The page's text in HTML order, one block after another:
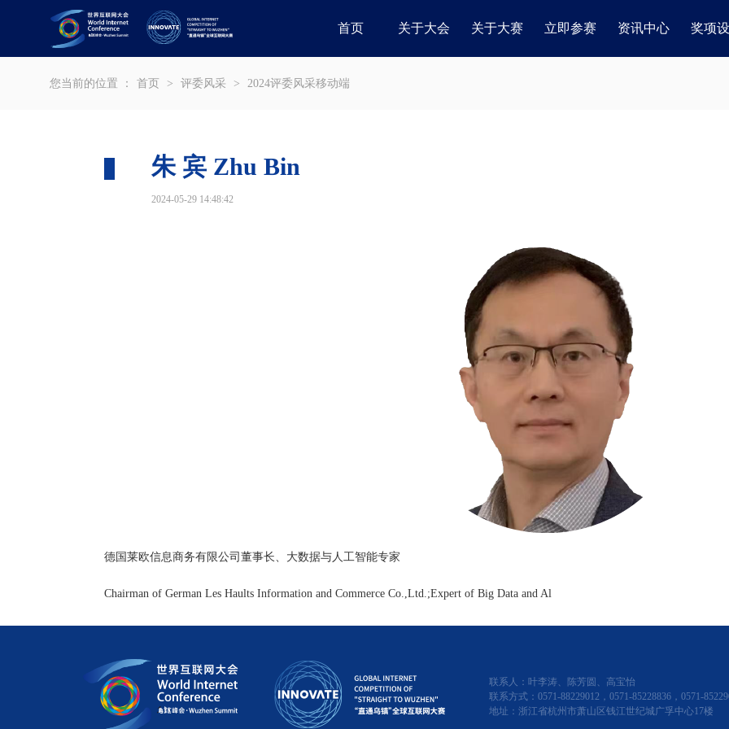
首页 关于大会 关于大赛 立即参赛 资讯中心 奖项
您当前的位置 ： 首页 > 评委风采 > 2024评委风采移动端
朱 宾 Zhu Bin
2024-05-29 14:48:42
德国莱欧信息商务有限公司董事长、大数据与人工智能专家
Chairman of German Les Haults Information and Commerce Co.,Ltd.;Expert of Big Data and Al
联系人：叶李涛、陈芳圆、高宝怡
联系方式：0571-88229012，0571-85228836，0571-
地址：浙江省杭州市萧山区钱江世纪城广孚中心17楼